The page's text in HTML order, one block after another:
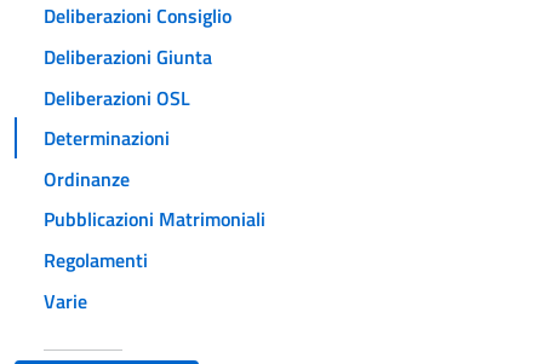
Deliberazioni Consiglio
Deliberazioni Giunta
Deliberazioni OSL
Determinazioni
Ordinanze
Pubblicazioni Matrimoniali
Regolamenti
Varie